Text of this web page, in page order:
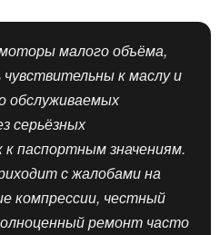
малого объёма,
чувствительны к маслу и
обслуживаемых
серьёзных
паспортным значениям.
с жалобами на
компрессии, честный
ремонт часто